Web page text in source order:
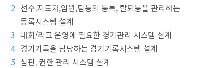
2 선수,지도자,임원,팀등의 등록, 탈퇴등을 관리하는
등록시스템 설계
3 대회/리그 운영에 필요한 경기관리 시스템 설계
4 경기기록을 담당하는 경기기록시스템 설계
5 심판, 권한 관리 시스템 설계